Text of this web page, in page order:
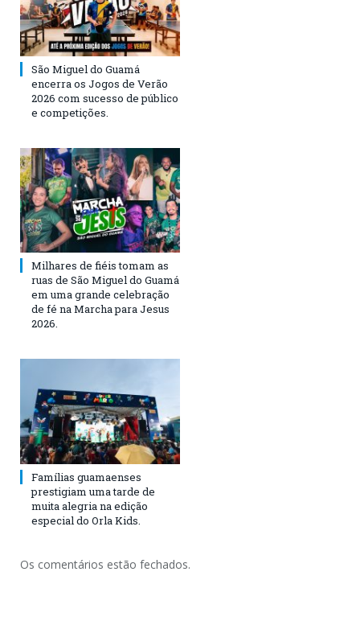
São Miguel do Guamá
encerra os Jogos de Verão
2026 com sucesso de público
e competições.
Milhares de fiéis tomam as
ruas de São Miguel do Guamá
em uma grande celebração
de fé na Marcha para Jesus
2026.
Famílias guamaenses
prestigiam uma tarde de
muita alegria na edição
especial do Orla Kids.
Os comentários estão fechados.